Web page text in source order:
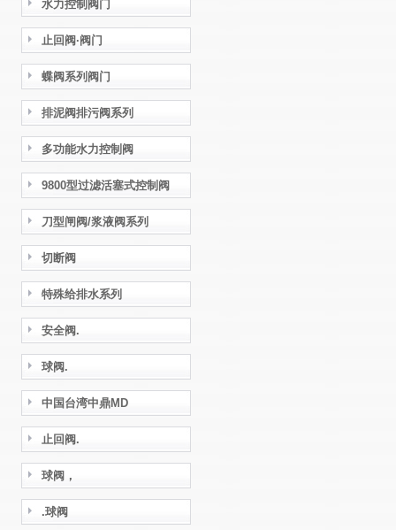
水力控制阀门
止回阀·阀门
蝶阀系列阀门
排泥阀排污阀系列
多功能水力控制阀
9800型过滤活塞式控制阀
刀型闸阀/浆液阀系列
切断阀
特殊给排水系列
安全阀.
球阀.
中国台湾中鼎MD
止回阀.
球阀，
.球阀